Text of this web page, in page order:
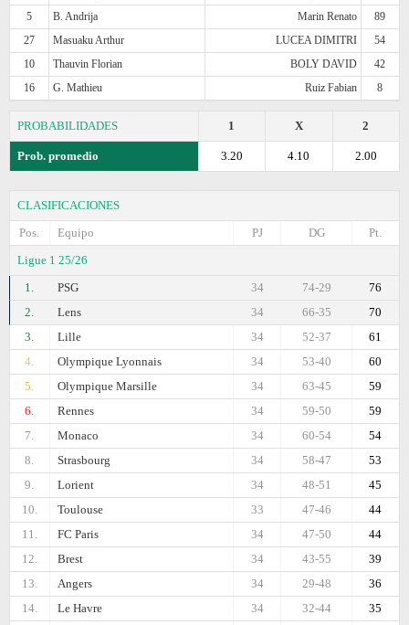
5
B. Andrija Marin Renato
89
27
Masuaku Arthur LUCEA DIMITRI
54
10
Thauvin Florian BOLY DAVID
42
16
G. Mathieu Ruiz Fabian 8
PROBABILIDADES 2
X
1
Prob. promedio 2.00
4.10
3.20
CLASIFICACIONES
Pos.
Equipo Pt.
DG
PJ
Ligue 1 25/26
1.
PSG 76
74-29
34
2.
Lens 70
66-35
34
3.
Lille 61
52-37
34
4.
Olympique Lyonnais 60
53-40
34
5.
Olympique Marsille 59
63-45
34
6.
Rennes 59
59-50
34
7.
Monaco 54
60-54
34
8.
Strasbourg 53
58-47
34
9.
Lorient 45
48-51
34
10.
Toulouse 44
47-46
33
11.
FC Paris 44
47-50
34
12.
Brest 39
43-55
34
13.
Angers 36
29-48
34
14.
Le Havre 35
32-44
34